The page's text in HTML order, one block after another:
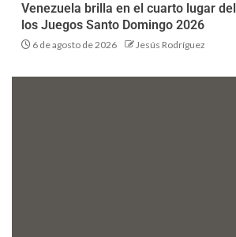
Venezuela brilla en el cuarto lugar
los Juegos Santo Domingo 2026
6 de agosto de 2026 Jesús Rodríguez